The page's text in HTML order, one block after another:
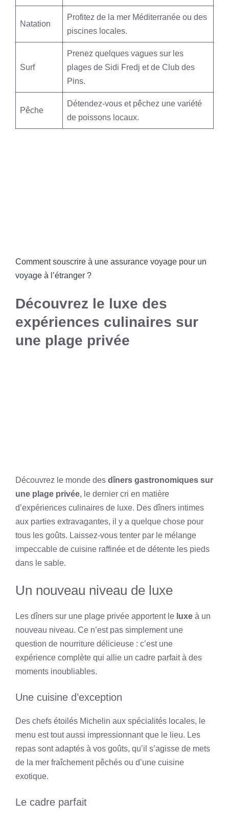
Natation
Profitez de la mer Méditerranée ou des
piscines locales.
Surf
Prenez quelques vagues sur les
plages de Sidi Fredj et de Club des
Pins.
Pêche
Détendez-vous et pêchez une variété
de poissons locaux.
Comment souscrire à une assurance voyage pour un
voyage à l’étranger ?
Découvrez le luxe des
expériences culinaires sur
une plage privée
Découvrez le monde des dîners gastronomiques sur
une plage privée, le dernier cri en matière
d’expériences culinaires de luxe. Des dîners intimes
aux parties extravagantes, il y a quelque chose pour
tous les goûts. Laissez-vous tenter par le mélange
impeccable de cuisine raffinée et de détente les pieds
dans le sable.
Un nouveau niveau de luxe
Les dîners sur une plage privée apportent le luxe à un
nouveau niveau. Ce n’est pas simplement une
question de nourriture délicieuse : c’est une
expérience complète qui allie un cadre parfait à des
moments inoubliables.
Une cuisine d’exception
Des chefs étoilés Michelin aux spécialités locales, le
menu est tout aussi impressionnant que le lieu. Les
repas sont adaptés à vos goûts, qu’il s’agisse de mets
de la mer fraîchement pêchés ou d’une cuisine
exotique.
Le cadre parfait